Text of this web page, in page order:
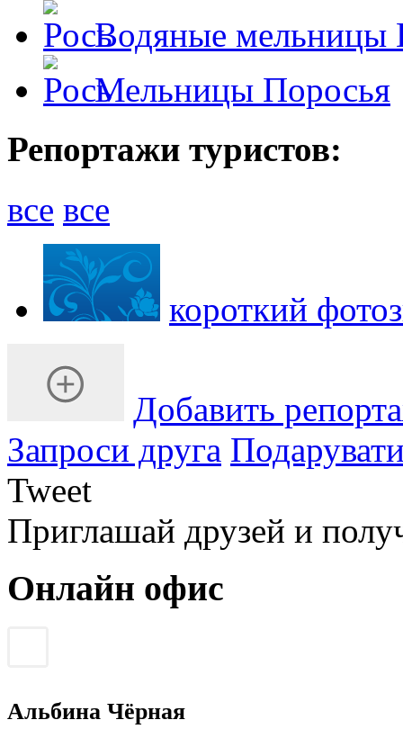
Водяные мельницы
Мельницы Поросья
Репортажи туристов:
все все
короткий
Добавить
Запроси друга
Tweet
Приглашай друзей и
Онлайн офис
Альбина Чёрная